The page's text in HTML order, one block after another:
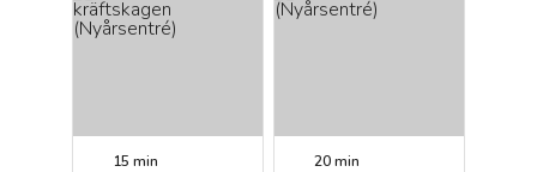
15 min
20 min